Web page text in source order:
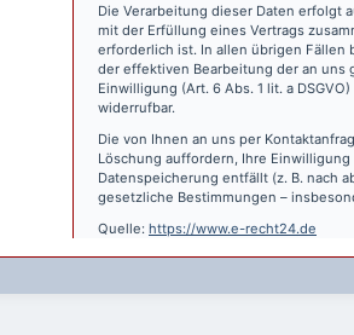
Die Verarbeitung dieser Daten erfolgt
mit der Erfüllung eines Vertrags
erforderlich ist. In allen übrigen Fällen
der effektiven Bearbeitung der an uns
Einwilligung (Art. 6 Abs. 1 lit. a
widerrufbar.
Die von Ihnen an uns per
Löschung auffordern, Ihre
Datenspeicherung entfällt (z. B. nach
gesetzliche Bestimmungen –
Quelle: https://www.e-recht24.de